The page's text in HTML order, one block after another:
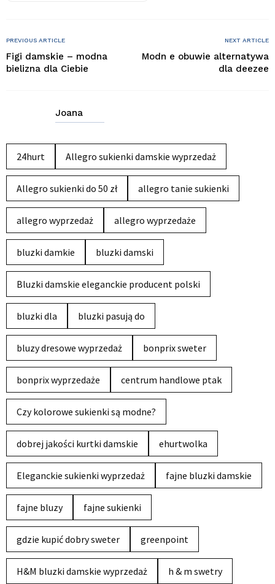
PREVIOUS ARTICLE
Figi damskie – modna
bielizna dla Ciebie
NEXT ARTICLE
Modn e obuwie alternatywa
dla deezee
Joana
24hurt Allegro sukienki damskie wyprzedaż
Allegro sukienki do 50 zł allegro tanie sukienki
allegro wyprzedaż allegro wyprzedaże
bluzki damkie bluzki damski
Bluzki damskie eleganckie producent polski
bluzki dla bluzki pasują do
bluzy dresowe wyprzedaż bonprix sweter
bonprix wyprzedaże centrum handlowe ptak
Czy kolorowe sukienki są modne?
dobrej jakości kurtki damskie ehurtwolka
Eleganckie sukienki wyprzedaż fajne bluzki damskie
fajne bluzy fajne sukienki
gdzie kupić dobry sweter greenpoint
H&M bluzki damskie wyprzedaż h & m swetry